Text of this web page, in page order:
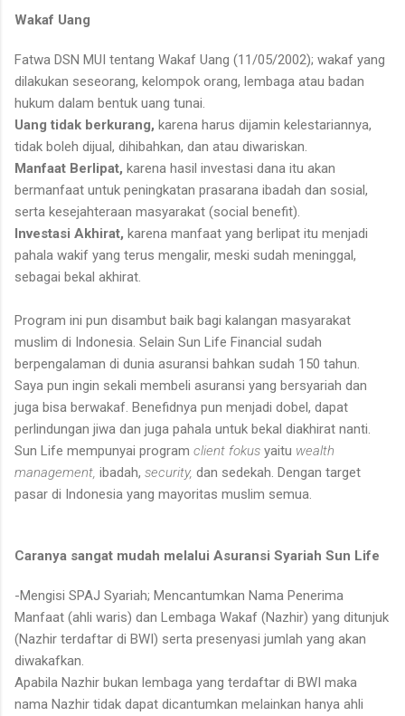
Wakaf Uang
Fatwa DSN MUI tentang Wakaf Uang (11/05/2002); wakaf yang
dilakukan seseorang, kelompok orang, lembaga atau badan
hukum dalam bentuk uang tunai.
Uang tidak berkurang, karena harus dijamin kelestariannya,
tidak boleh dijual, dihibahkan, dan atau diwariskan.
Manfaat Berlipat, karena hasil investasi dana itu akan
bermanfaat untuk peningkatan prasarana ibadah dan sosial,
serta kesejahteraan masyarakat (social benefit).
Investasi Akhirat, karena manfaat yang berlipat itu menjadi
pahala wakif yang terus mengalir, meski sudah meninggal,
sebagai bekal akhirat.
Program ini pun disambut baik bagi kalangan masyarakat
muslim di Indonesia. Selain Sun Life Financial sudah
berpengalaman di dunia asuransi bahkan sudah 150 tahun.
Saya pun ingin sekali membeli asuransi yang bersyariah dan
juga bisa berwakaf. Benefidnya pun menjadi dobel, dapat
perlindungan jiwa dan juga pahala untuk bekal diakhirat nanti.
Sun Life mempunyai program client fokus yaitu wealth
management, ibadah, security, dan sedekah. Dengan target
pasar di Indonesia yang mayoritas muslim semua.
Caranya sangat mudah melalui Asuransi Syariah Sun Life
-Mengisi SPAJ Syariah; Mencantumkan Nama Penerima
Manfaat (ahli waris) dan Lembaga Wakaf (Nazhir) yang ditunjuk
(Nazhir terdaftar di BWI) serta presenyasi jumlah yang akan
diwakafkan.
Apabila Nazhir bukan lembaga yang terdaftar di BWI maka
nama Nazhir tidak dapat dicantumkan melainkan hanya ahli